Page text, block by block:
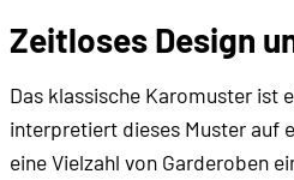
Zeitloses Design
Das klassische Karomuster ist
interpretiert dieses Muster auf
eine Vielzahl von Garderoben